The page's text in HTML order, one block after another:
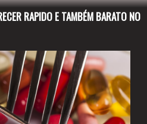
RAPIDO E TAMBÉM BARATO NO